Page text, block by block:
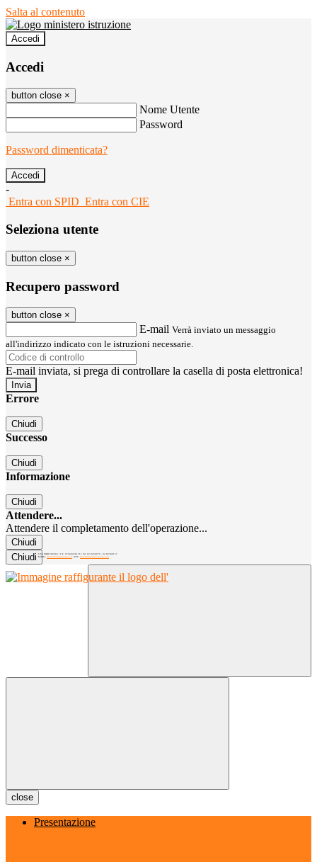
Salta al contenuto
Accedi
Accedi
button close ×
Nome Utente
Password
Password dimenticata?
-
Entra con SPID Entra con CIE
Seleziona utente
button close ×
Recupero password
button close ×
E-mail Verrà inviato un messaggio
all'indirizzo indicato con le istruzioni necessarie.
E-mail inviata, si prega di controllare la casella di posta elettronica!
Errore
Chiudi
Successo
Chiudi
Informazione
Chiudi
Attendere...
Attendere il completamento dell'operazione...
Chiudi
Chiudi
C.M. MIRC300004 | C.F. 97040260156 | Tel. 02.8260979 - 02.89300137
EMAIL: mirc300004@istruzione.it | PEC: mirc300004@pec.istruzione.it
close
Presentazione